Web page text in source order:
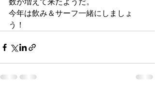
数が増えて来たようだ。
今年は飲み＆サーフ一緒にしましょ
う！